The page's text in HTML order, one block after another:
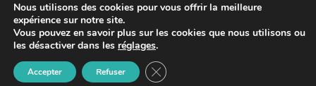
Copyright © 2026 par
Sébastien
Landré.Tous droits réservés -
Mentions Légales.
Nous utilisons des cookies pour vous offrir la meilleure
expérience sur notre site.
Vous pouvez en savoir plus sur les cookies que nous utilisons ou
les désactiver dans les réglages.
Accepter Refuser FERMER LA BANNIÈRE DES